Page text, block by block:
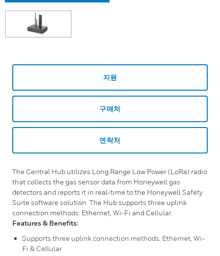
지원
구매처
연락처
The Central Hub utilizes Long Range Low Power (LoRa) radio
that collects the gas sensor data from Honeywell gas
detectors and reports it in real-time to the Honeywell Safety
Suite software solution. The Hub supports three uplink
connection methods: Ethernet, Wi-Fi and Cellular.
Features & Benefits:
Supports three uplink connection methods, Ethernet, Wi-
Fi & Cellular